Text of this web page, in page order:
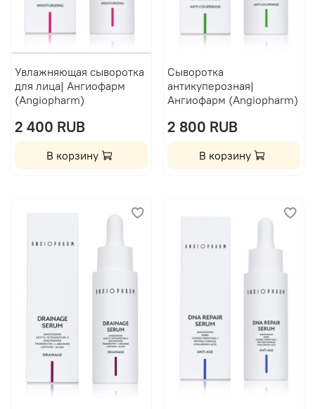
Увлажняющая сыворотка
для лица| Ангиофарм
(Angiopharm)
2 400 RUB
В корзину
Сыворотка
антикуперозная|
Ангиофарм (Angiopharm)
2 800 RUB
В корзину